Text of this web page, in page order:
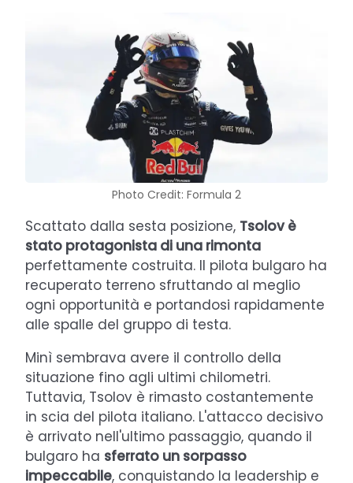
Photo Credit: Formula 2
Scattato dalla sesta posizione, Tsolov è
stato protagonista di una rimonta
perfettamente costruita. Il pilota bulgaro ha
recuperato terreno sfruttando al meglio
ogni opportunità e portandosi rapidamente
alle spalle del gruppo di testa.
Minì sembrava avere il controllo della
situazione fino agli ultimi chilometri.
Tuttavia, Tsolov è rimasto costantemente
in scia del pilota italiano. L'attacco decisivo
è arrivato nell'ultimo passaggio, quando il
bulgaro ha sferrato un sorpasso
impeccabile, conquistando la leadership e